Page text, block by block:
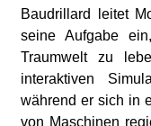
a
b
Baudrillard leitet
seine Aufgabe
Traumwelt zu
interaktiven
während er sich in
von Maschinen